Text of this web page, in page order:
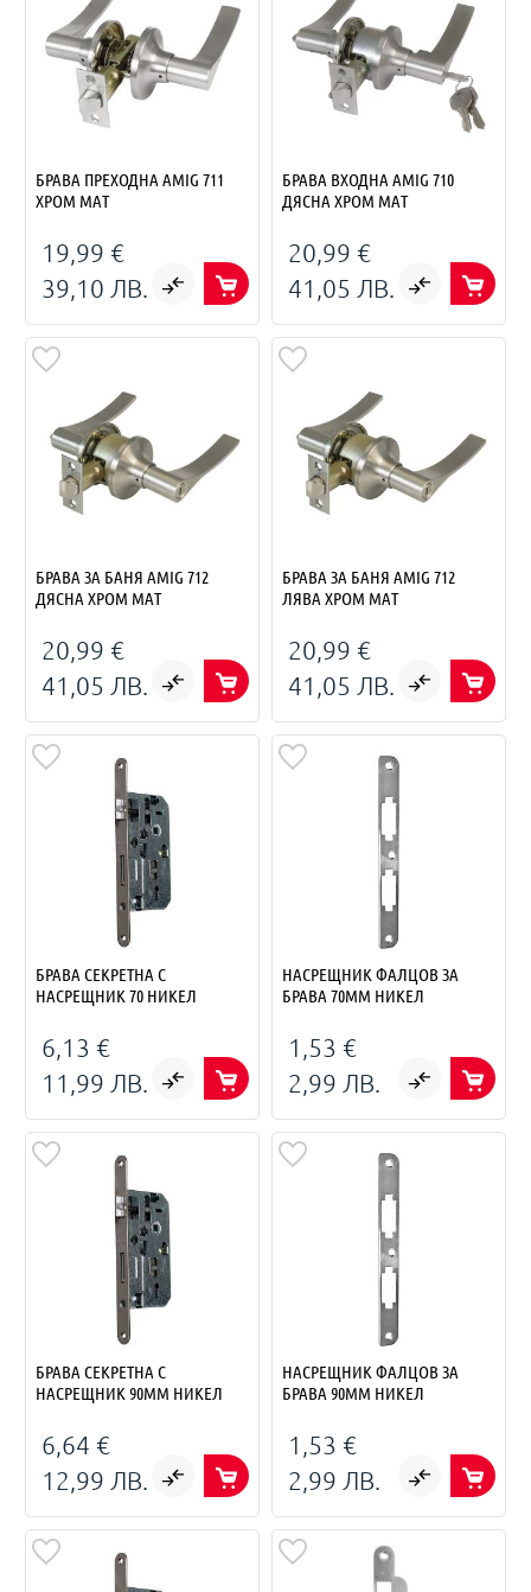
БРАВА ПРЕХОДНА AMIG 711
ХРОМ МАТ
19,99 €
39,10 ЛВ.
БРАВА ВХОДНА AMIG 710
ДЯСНА ХРОМ МАТ
20,99 €
41,05 ЛВ.
БРАВА ЗА БАНЯ AMIG 712
ДЯСНА ХРОМ МАТ
20,99 €
41,05 ЛВ.
БРАВА ЗА БАНЯ AMIG 712
ЛЯВА ХРОМ МАТ
20,99 €
41,05 ЛВ.
БРАВА СЕКРЕТНА С
НАСРЕЩНИК 70 НИКЕЛ
6,13 €
11,99 ЛВ.
НАСРЕЩНИК ФАЛЦОВ ЗА
БРАВА 70ММ НИКЕЛ
1,53 €
2,99 ЛВ.
БРАВА СЕКРЕТНА С
НАСРЕЩНИК 90ММ НИКЕЛ
6,64 €
12,99 ЛВ.
НАСРЕЩНИК ФАЛЦОВ ЗА
БРАВА 90ММ НИКЕЛ
1,53 €
2,99 ЛВ.